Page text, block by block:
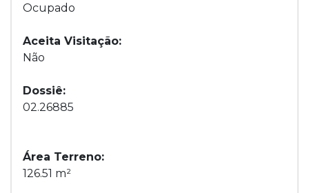
Ocupado
Aceita Visitação:
Não
Dossiê:
02.26885
Área Terreno:
126.51 m²